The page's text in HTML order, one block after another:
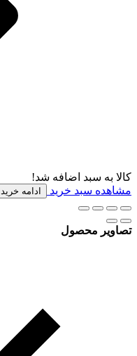
کالا به سبد اضافه شد!
مشاهده سبد خرید
ادامه خرید
تصاویر محصول